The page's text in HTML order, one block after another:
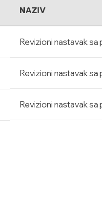
NAZIV
Revizioni nastavak sa
Revizioni nastavak
Revizioni nastavak